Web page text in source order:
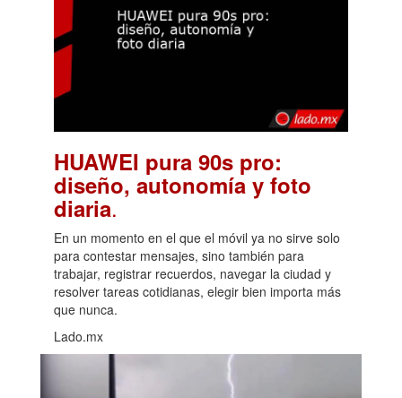
HUAWEI pura 90s pro:
diseño, autonomía y foto
diaria.
En un momento en el que el móvil ya no sirve solo
para contestar mensajes, sino también para
trabajar, registrar recuerdos, navegar la ciudad y
resolver tareas cotidianas, elegir bien importa más
que nunca.
Lado.mx